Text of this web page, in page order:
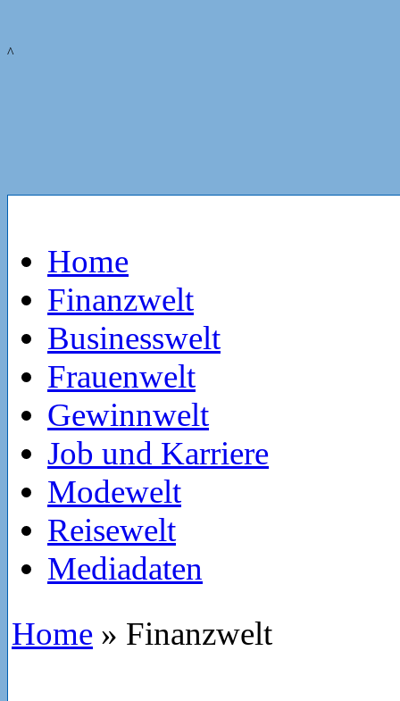
^
Home
Finanzwelt
Businesswelt
Frauenwelt
Gewinnwelt
Job und Karriere
Modewelt
Reisewelt
Mediadaten
Home » Finanzwelt